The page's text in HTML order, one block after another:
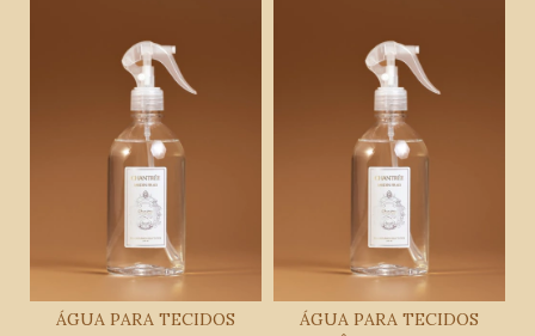
ÁGUA PARA TECIDOS
ÁGUA PARA TECIDOS